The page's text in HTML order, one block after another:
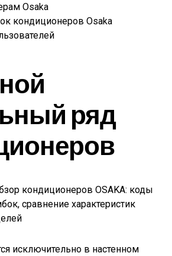
Osaka
кондиционеров Osaka
ряд
исключительно в настенном